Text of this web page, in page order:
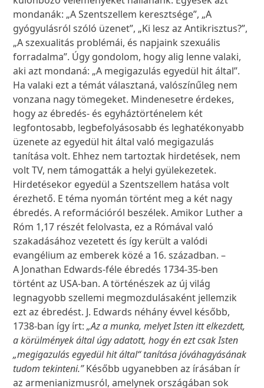
mondanák: „A Szentszellem keresztsége”, „A
gyógyulásról szóló üzenet”, „Ki lesz az Antikrisztus?”,
„A szexualitás problémái, és napjaink szexuális
forradalma”. Úgy gondolom, hogy alig lenne valaki,
aki azt mondaná: „A megigazulás egyedül hit által”.
Ha valaki ezt a témát választaná, valószínűleg nem
vonzana nagy tömegeket. Mindenesetre érdekes,
hogy az ébredés- és egyháztörténelem két
legfontosabb, legbefolyásosabb és leghatékonyabb
üzenete az egyedül hit által való megigazulás
tanítása volt. Ehhez nem tartoztak hirdetések, nem
volt TV, nem támogatták a helyi gyülekezetek.
Hirdetésekor egyedül a Szentszellem hatása volt
érezhető. E téma nyomán történt meg a két nagy
ébredés. A reformációról beszélek. Amikor Luther a
Róm 1,17 részét felolvasta, ez a Rómával való
szakadásához vezetett és így került a valódi
evangélium az emberek közé a 16. században. –
A Jonathan Edwards-féle ébredés 1734-35-ben
történt az USA-ban. A történészek az új világ
legnagyobb szellemi megmozdulásaként jellemzik
ezt az ébredést. J. Edwards néhány évvel később,
1738-ban így írt:„Az a munka, melyet Isten itt elkezdett,
a körülmények által úgy adatott, hogy én ezt csak Isten
„megigazulás egyedül hit által“ tanítása jóváhagyásának
tudom tekinteni.”Később ugyanebben az írásában ír
az armenianizmusról, amelynek országában sok